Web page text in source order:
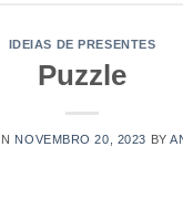
IDEIAS DE PRESENTES
Puzzle
NOVEMBRO 20, 2023 BY